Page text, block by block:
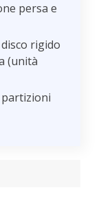
persa e
rigido
(unità
partizioni